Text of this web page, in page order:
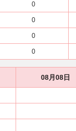
0
0
0
0
08月08日